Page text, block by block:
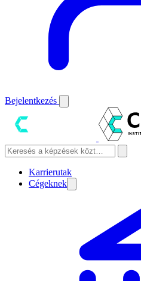
Bejelentkezés
Karrierutak
Cégeknek